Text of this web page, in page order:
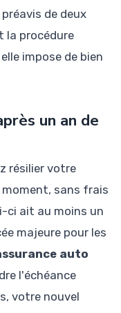
de deux
la procédure
impose de bien
un an de
résilier votre
sans frais
ci ait au moins un
majeure pour les
auto
l'échéance
votre nouvel